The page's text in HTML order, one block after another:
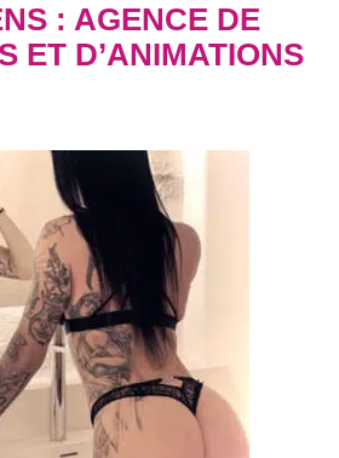
: AGENCE DE
ET D’ANIMATIONS